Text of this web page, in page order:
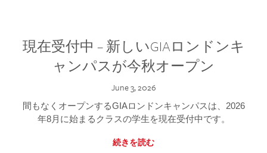
現在受付中 – 新しいGIAロンドンキ
ャンパスが今秋オープン
June 3, 2026
間もなくオープンするGIAロンドンキャンパスは、2026
年8月に始まるクラスの学生を現在受付中です。
続きを読む